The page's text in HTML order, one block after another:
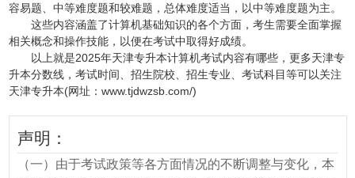
容易题、中等难度题和较难题，总体难度适当，以中等难度题为主。
这些内容涵盖了计算机基础知识的各个方面，考生需要全面掌握
相关概念和操作技能，以便在考试中取得好成绩。
以上就是2025年天津专升本计算机考试内容有哪些，更多天津专
升本分数线，考试时间、招生院校、招生专业、考试科目等可以关注
天津专升本(网址：www.tjdwzsb.com/)
声明：
（一）由于考试政策等各方面情况的不断调整与变化，本